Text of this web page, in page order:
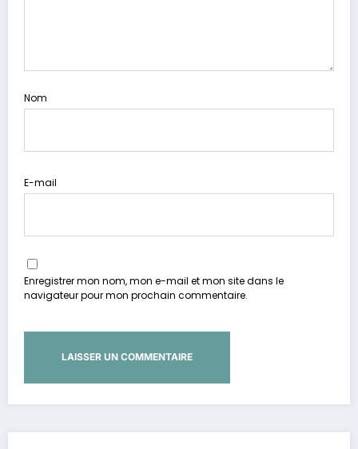
Nom
E-mail
Enregistrer mon nom, mon e-mail et mon site dans le
navigateur pour mon prochain commentaire.